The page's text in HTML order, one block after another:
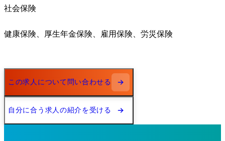
社会保険
健康保険、厚生年金保険、雇用保険、労災保険
この求人について問い合わせる
自分に合う求人の紹介を受ける